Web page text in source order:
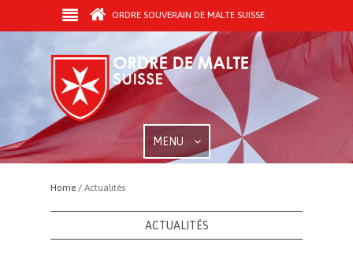
ORDRE SOUVERAIN DE MALTE SUISSE
MENU
Home / Actualités
ACTUALITÉS